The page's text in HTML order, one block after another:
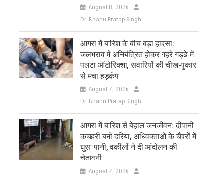
August 8, 2026
Dr. Bhanu Pratap Singh
आगरा में बारिश के बीच बड़ा हादसा:
जलभराव में अनियंत्रित होकर गहरे गड्ढे में
पलटा ऑटोरिक्शा, सवारियों की चीख-पुकार
से मचा हड़कंप
August 7, 2026
Dr. Bhanu Pratap Singh
आगरा में बारिश से बेहाल जनजीवन: दीवानी
कचहरी बनी दरिया, अधिवक्ताओं के चैंबरों में
घुसा पानी, वकीलों ने दी आंदोलन की
चेतावनी
August 7, 2026